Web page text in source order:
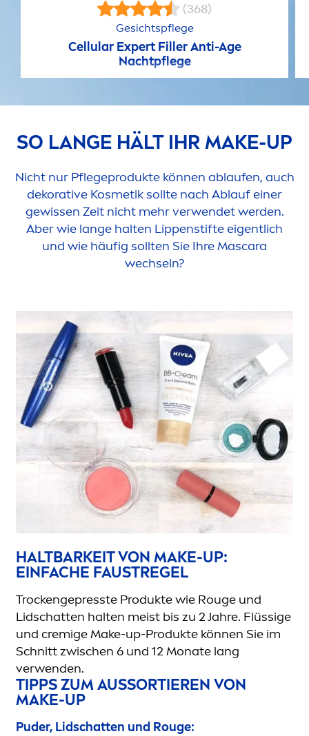
(368)
Gesichtspflege
CellularExpertFillerAnti-Age
Nachtpflege
SO LANGE HÄLT IHR MAKE-UP
Nicht nur Pflegeprodukte können ablaufen, auch
dekorative Kosmetik sollte nach Ablauf einer
gewissen Zeit nicht mehr verwendet werden.
Aber wie lange halten Lippenstifte eigentlich
und wie häufig sollten Sie Ihre Mascara
wechseln?
HALTBARKEIT VON MAKE-UP:
EINFACHE FAUSTREGEL
Trockengepresste Produkte wie Rouge und
Lidschatten halten meist bis zu 2 Jahre. Flüssige
und cremige Make-up-Produkte können Sie im
Schnitt zwischen 6 und 12 Monate lang
verwenden.
TIPPS ZUM AUSSORTIEREN VON
MAKE-UP
Puder, Lidschatten und Rouge: